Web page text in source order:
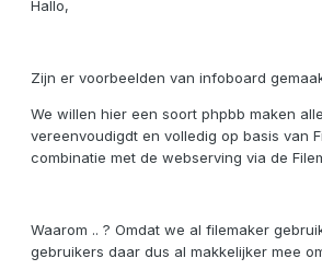
Hallo,
Zijn er voorbeelden van infoboard
We willen hier een soort phpbb maken
vereenvoudigdt en volledig op basis van
combinatie met de webserving via de
Waarom .. ? Omdat we al filemaker
gebruikers daar dus al makkelijker mee